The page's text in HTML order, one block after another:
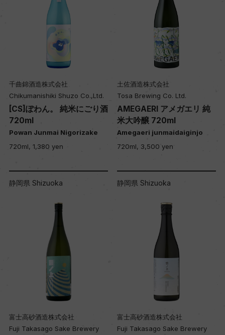
千曲錦酒造株式会社
Chikumanishiki Shuzo Co.,Ltd.
[CS]ぽわん。 純米にごり酒
720ml
Powan Junmai Nigorizake
720ml, 1,380 yen
土佐酒造株式会社
Tosa Brewing Co. Ltd.
AMEGAERI アメガエリ 純
米大吟醸 720ml
Amegaeri junmaidaiginjo
720ml, 3,500 yen
静岡県 Shizuoka
富士高砂酒造株式会社
Fuji Takasago Sake Brewery
静岡県 Shizuoka
富士高砂酒造株式会社
Fuji Takasago Sake Brewery